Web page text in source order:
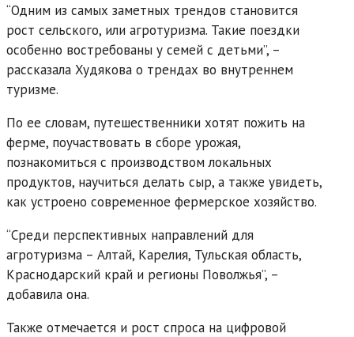
“Одним из самых заметных трендов становится
рост сельского, или агротуризма. Такие поездки
особенно востребованы у семей с детьми”, –
рассказала Худякова о трендах во внутреннем
туризме.
По ее словам, путешественники хотят пожить на
ферме, поучаствовать в сборе урожая,
познакомиться с производством локальных
продуктов, научиться делать сыр, а также увидеть,
как устроено современное фермерское хозяйство.
“Среди перспективных направлений для
агротуризма – Алтай, Карелия, Тульская область,
Краснодарский край и регионы Поволжья”, –
добавила она.
Также отмечается и рост спроса на цифровой